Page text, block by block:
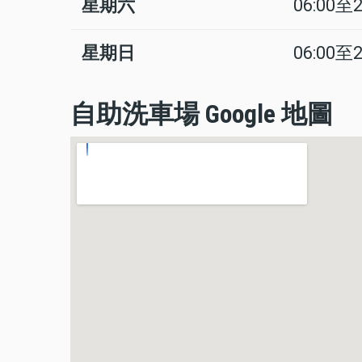
星期六 06:00至
星期日 06:00至
自助洗車場 Google 地圖